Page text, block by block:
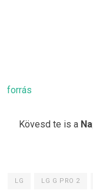
forrás
Kövesd te is a
LG LG G PRO 2